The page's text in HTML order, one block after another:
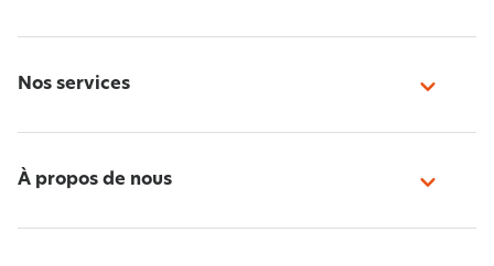
Nos services
À propos de nous